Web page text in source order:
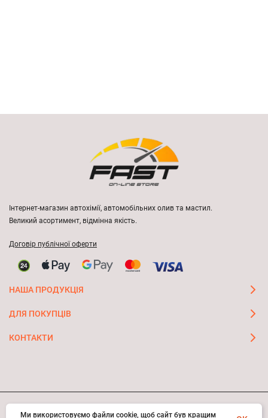
Інтернет-магазин автохімії, автомобільних олив та мастил.
Великий асортимент, відмінна якість.
Договір публічної оферти
НАША ПРОДУКЦІЯ
ДЛЯ ПОКУПЦІВ
КОНТАКТИ
© 2026 FAST ON-LINE STORE
Ми використовуємо файли cookie, щоб сайт був кращим